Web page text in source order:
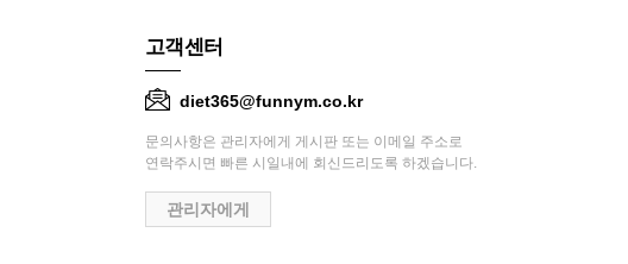
고객센터
diet365@funnym.co.kr
문의사항은 관리자에게 게시판 또는 이메일 주소로
연락주시면 빠른 시일내에 회신드리도록 하겠습니다.
관리자에게